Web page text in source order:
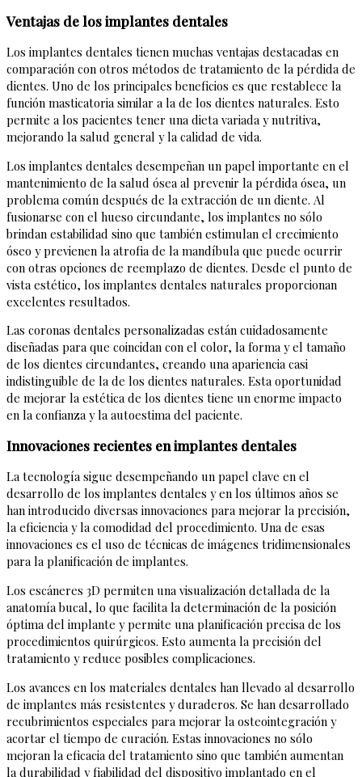
Ventajas de los implantes dentales
Los implantes dentales tienen muchas ventajas destacadas en
comparación con otros métodos de tratamiento de la pérdida de
dientes. Uno de los principales beneficios es que restablece la
función masticatoria similar a la de los dientes naturales. Esto
permite a los pacientes tener una dieta variada y nutritiva,
mejorando la salud general y la calidad de vida.
Los implantes dentales desempeñan un papel importante en el
mantenimiento de la salud ósea al prevenir la pérdida ósea, un
problema común después de la extracción de un diente. Al
fusionarse con el hueso circundante, los implantes no sólo
brindan estabilidad sino que también estimulan el crecimiento
óseo y previenen la atrofia de la mandíbula que puede ocurrir
con otras opciones de reemplazo de dientes. Desde el punto de
vista estético, los implantes dentales naturales proporcionan
excelentes resultados.
Las coronas dentales personalizadas están cuidadosamente
diseñadas para que coincidan con el color, la forma y el tamaño
de los dientes circundantes, creando una apariencia casi
indistinguible de la de los dientes naturales. Esta oportunidad
de mejorar la estética de los dientes tiene un enorme impacto
en la confianza y la autoestima del paciente.
Innovaciones recientes en implantes dentales
La tecnología sigue desempeñando un papel clave en el
desarrollo de los implantes dentales y en los últimos años se
han introducido diversas innovaciones para mejorar la precisión,
la eficiencia y la comodidad del procedimiento. Una de esas
innovaciones es el uso de técnicas de imágenes tridimensionales
para la planificación de implantes.
Los escáneres 3D permiten una visualización detallada de la
anatomía bucal, lo que facilita la determinación de la posición
óptima del implante y permite una planificación precisa de los
procedimientos quirúrgicos. Esto aumenta la precisión del
tratamiento y reduce posibles complicaciones.
Los avances en los materiales dentales han llevado al desarrollo
de implantes más resistentes y duraderos. Se han desarrollado
recubrimientos especiales para mejorar la osteointegración y
acortar el tiempo de curación. Estas innovaciones no sólo
mejoran la eficacia del tratamiento sino que también aumentan
la durabilidad y fiabilidad del dispositivo implantado en el